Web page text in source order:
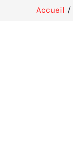
Accueil